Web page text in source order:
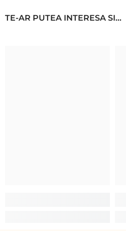
TE-AR PUTEA INTERESA SI...